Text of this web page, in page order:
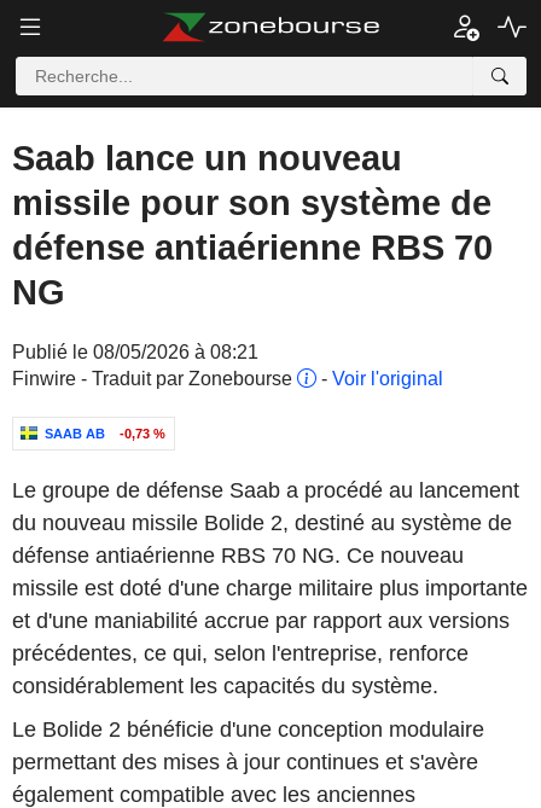
Saab lance un nouveau
missile pour son système de
défense antiaérienne RBS 70
NG
Publié le 08/05/2026 à 08:21
Finwire - Traduit par Zonebourse
- Voir l'original
SAAB AB -0,73 %
Le groupe de défense Saab a procédé au lancement
du nouveau missile Bolide 2, destiné au système de
défense antiaérienne RBS 70 NG. Ce nouveau
missile est doté d'une charge militaire plus importante
et d'une maniabilité accrue par rapport aux versions
précédentes, ce qui, selon l'entreprise, renforce
considérablement les capacités du système.
Le Bolide 2 bénéficie d'une conception modulaire
permettant des mises à jour continues et s'avère
également compatible avec les anciennes